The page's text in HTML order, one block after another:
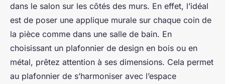
dans le salon sur les côtés des murs. En effet, l’idéal
est de poser une applique murale sur chaque coin de
la pièce comme dans une salle de bain. En
choisissant un plafonnier de design en bois ou en
métal, prêtez attention à ses dimensions. Cela permet
au plafonnier de s’harmoniser avec l’espace